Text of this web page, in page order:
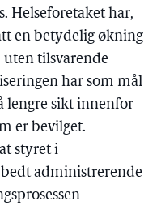
Helseforetaket har,
en betydelig økning
uten tilsvarende
har som mål
lengre sikt innenfor
er bevilget.
styret i
administrerende